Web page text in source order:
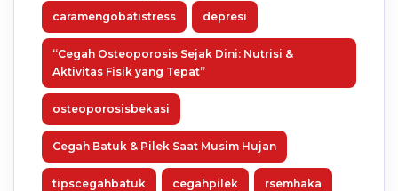
caramengobatistress depresi
“Cegah Osteoporosis Sejak Dini: Nutrisi &
Aktivitas Fisik yang Tepat”
osteoporosisbekasi
Cegah Batuk & Pilek Saat Musim Hujan
tipscegahbatuk cegahpilek rsemhaka